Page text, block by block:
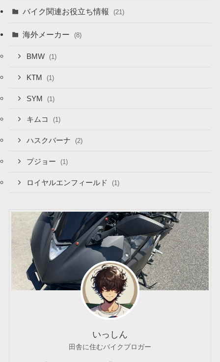
バイク関連お役立ち情報 (21)
海外メーカー (8)
BMW (1)
KTM (1)
SYM (1)
キムコ (1)
ハスクバーナ (2)
プジョー (1)
ロイヤルエンフィールド (1)
いっしん
田舎に住むバイクブロガー